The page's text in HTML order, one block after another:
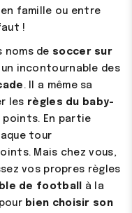
famille ou entre
!
noms de soccer sur
incontournable des
. Il a même sa
les règles du baby-
points. En partie
tour
Mais chez vous,
vos propres règles
de football
à la
bien choisir son